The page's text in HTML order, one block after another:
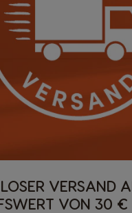
VERSAND
VON 30 €